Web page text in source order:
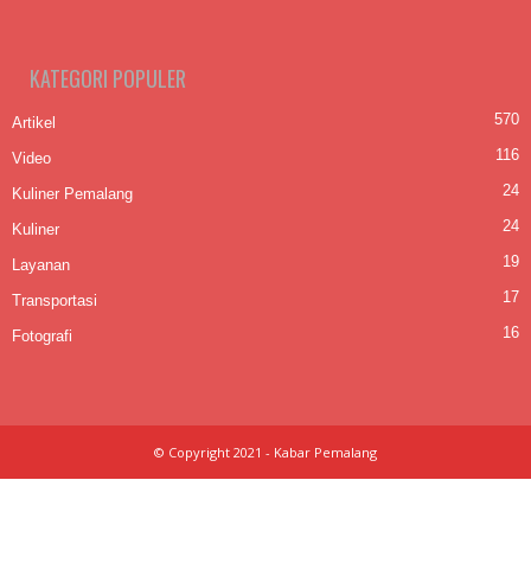
KATEGORI POPULER
Artikel 570
Video 116
Kuliner Pemalang 24
Kuliner 24
Layanan 19
Transportasi 17
Fotografi 16
© Copyright 2021 - Kabar Pemalang